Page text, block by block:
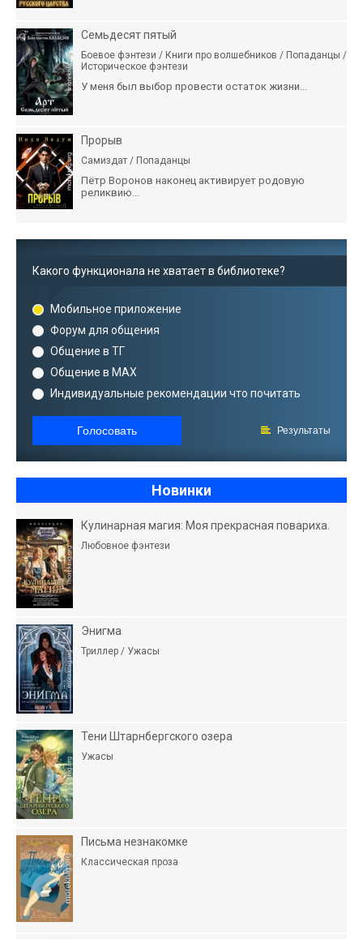
Семьдесят пятый
Боевое фэнтези / Книги про волшебников / Попаданцы /
Историческое фэнтези
У меня был выбор провести остаток жизни...
Прорыв
Самиздат / Попаданцы
Пётр Воронов наконец активирует родовую
реликвию...
Какого функционала не хватает в библиотеке?
Мобильное приложение
Форум для общения
Общение в ТГ
Общение в MAX
Индивидуальные рекомендации что почитать
Голосовать Результаты
Новинки
Кулинарная магия: Моя прекрасная повариха.
Любовное фэнтези
Энигма
Триллер / Ужасы
Тени Штарнбергского озера
Ужасы
Письма незнакомке
Классическая проза